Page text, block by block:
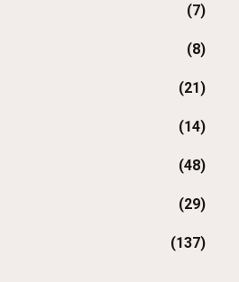
(7)
(8)
(21)
(14)
(48)
(29)
(137)